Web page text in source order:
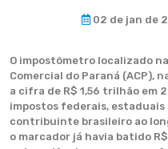
02 de jan de
O impostômetro localizado
Comercial do Paraná (ACP),
a cifra de R$ 1,56 trilhão em
impostos federais,
contribuinte brasileiro ao
o marcador já havia batido